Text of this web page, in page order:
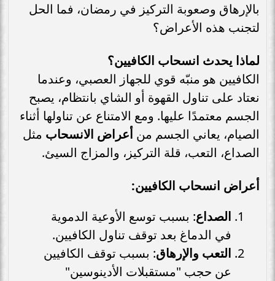
بالإرهاق وصعوبة التركيز في رمضان، فما الحل
لتجنب هذه الأعراض؟
لماذا يحدث انسحاب الكافيين؟
الكافيين هو منبّه قوي للجهاز العصبي، وعندما
نعتاد على تناول القهوة أو الشاي بانتظام، يصبح
الجسم معتمدًا عليها. ومع الامتناع عن تناولها أثناء
الصيام، يعاني الجسم من أعراض الانسحاب مثل
الصداع، التعب، قلة التركيز، والمزاج السيئ.
أعراض انسحاب الكافيين:
الصداع: بسبب توسع الأوعية الدموية
في الدماغ بعد توقف تناول الكافيين.
التعب والإرهاق: بسبب توقف الكافيين
عن حجب "مستقبلات الأدينوسين"